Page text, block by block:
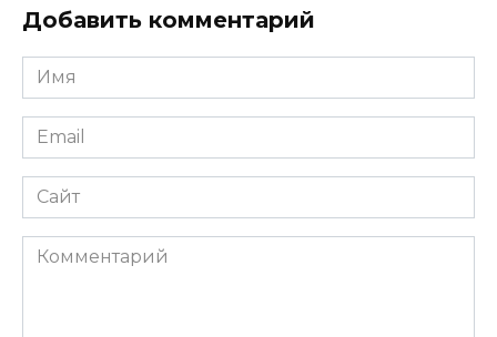
Добавить комментарий
Имя
*
Email
*
Сайт
Комментарий